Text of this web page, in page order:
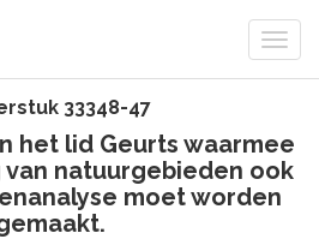
33348-47
het lid Geurts waarmee
van natuurgebieden ook
moet worden